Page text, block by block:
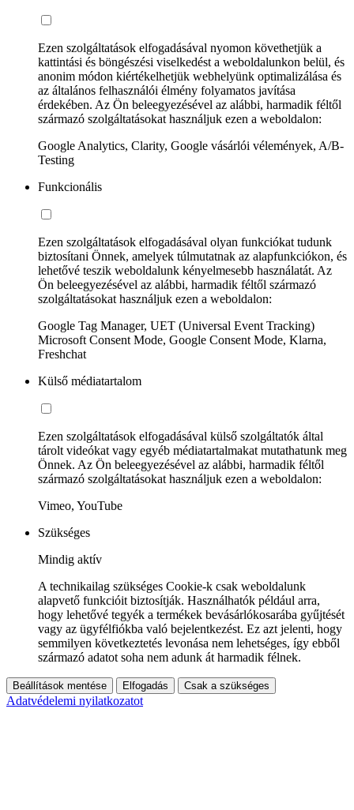
Ezen szolgáltatások elfogadásával nyomon követhetjük a
kattintási és böngészési viselkedést a weboldalunkon belül, és
anonim módon kiértékelhetjük webhelyünk optimalizálása és
az általános felhasználói élmény folyamatos javítása
érdekében. Az Ön beleegyezésével az alábbi, harmadik féltől
származó szolgáltatásokat használjuk ezen a weboldalon:
Google Analytics, Clarity, Google vásárlói vélemények, A/B-
Testing
Funkcionális
Ezen szolgáltatások elfogadásával olyan funkciókat tudunk
biztosítani Önnek, amelyek túlmutatnak az alapfunkciókon, és
lehetővé teszik weboldalunk kényelmesebb használatát. Az
Ön beleegyezésével az alábbi, harmadik féltől származó
szolgáltatásokat használjuk ezen a weboldalon:
Google Tag Manager, UET (Universal Event Tracking)
Microsoft Consent Mode, Google Consent Mode, Klarna,
Freshchat
Külső médiatartalom
Ezen szolgáltatások elfogadásával külső szolgáltatók által
tárolt videókat vagy egyéb médiatartalmakat mutathatunk meg
Önnek. Az Ön beleegyezésével az alábbi, harmadik féltől
származó szolgáltatásokat használjuk ezen a weboldalon:
Vimeo, YouTube
Szükséges
Mindig aktív
A technikailag szükséges Cookie-k csak weboldalunk
alapvető funkcióit biztosítják. Használhatók például arra,
hogy lehetővé tegyék a termékek bevásárlókosarába gyűjtését
vagy az ügyfélfiókba való bejelentkezést. Ez azt jelenti, hogy
semmilyen következtetés levonása nem lehetséges, így ebből
származó adatot soha nem adunk át harmadik félnek.
Beállítások mentése Elfogadás Csak a szükséges
Adatvédelemi nyilatkozatot